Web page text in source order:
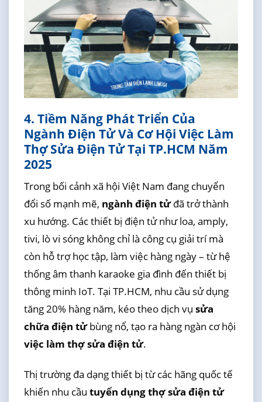
4. Tiềm Năng Phát Triển Của
Ngành Điện Tử Và Cơ Hội Việc Làm
Thợ Sửa Điện Tử Tại TP.HCM Năm
2025
Trong bối cảnh xã hội Việt Nam đang chuyển
đổi số mạnh mẽ, ngành điện tửđã trở thành
xu hướng. Các thiết bị điện tử như loa, amply,
tivi, lò vi sóng không chỉ là công cụ giải trí mà
còn hỗ trợ học tập, làm việc hàng ngày – từ hệ
thống âm thanh karaoke gia đình đến thiết bị
thông minh IoT. Tại TP.HCM, nhu cầu sử dụng
tăng 20% hàng năm, kéo theo dịch vụ sửa
chữa điện tửbùng nổ, tạo ra hàng ngàn cơ hội
việc làm thợ sửa điện tử.
Thị trường đa dạng thiết bị từ các hãng quốc tế
khiến nhu cầu tuyển dụng thợ sửa điện tử